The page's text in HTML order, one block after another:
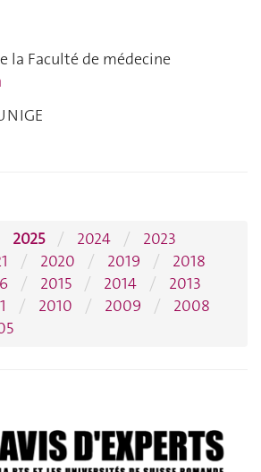
la Faculté de médecine
2025 2024
2023
2020 2019
2018
2015 2014
2013
2010 2009
2008